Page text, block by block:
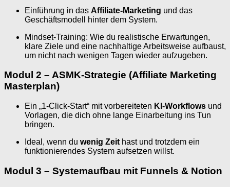
Einführung in das Affiliate-Marketing und das
Geschäftsmodell hinter dem System.
Mindset-Training: Wie du realistische Erwartungen,
klare Ziele und eine nachhaltige Arbeitsweise aufbaust,
um nicht nach wenigen Tagen wieder aufzugeben.
Modul 2 – ASMK-Strategie (Affiliate Marketing
Masterplan)
Ein „1-Click-Start“ mit vorbereiteten KI-Workflows und
Vorlagen, die dich ohne lange Einarbeitung ins Tun
bringen.
Ideal, wenn du wenig Zeit hast und trotzdem ein
funktionierendes System aufsetzen willst.
Modul 3 – Systemaufbau mit Funnels & Notion